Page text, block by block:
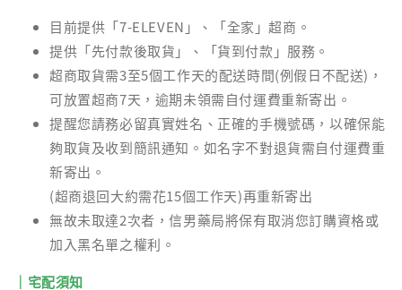
目前提供「7-ELEVEN」、「全家」超商。
提供「先付款後取貨」、「貨到付款」服務。
超商取貨需3至5個工作天的配送時間(例假日不配送)，
可放置超商7天，逾期未領需自付運費重新寄出。
提醒您請務必留真實姓名、正確的手機號碼，以確保能
夠取貨及收到簡訊通知。如名字不對退貨需自付運費重
新寄出。
(超商退回大約需花15個工作天)再重新寄出
無故未取達2次者，信男藥局將保有取消您訂購資格或
加入黑名單之權利。
｜宅配須知